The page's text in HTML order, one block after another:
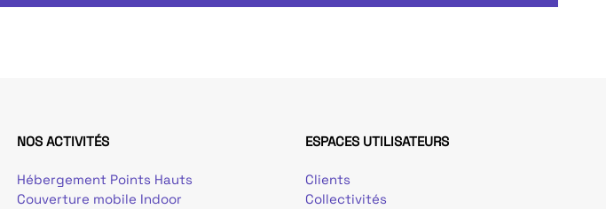
NOS ACTIVITÉS
Hébergement Points Hauts
Couverture mobile Indoor
ESPACES UTILISATEURS
Clients
Collectivités